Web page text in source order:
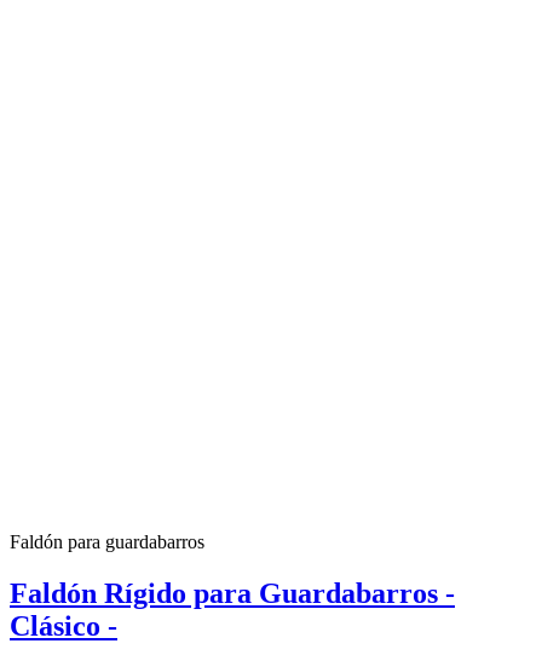
Faldón para guardabarros
Faldón Rígido para Guardabarros -
Clásico -